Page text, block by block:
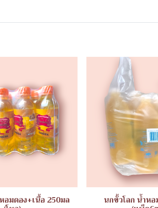
มดอง+เนื้อ 250มล นกขั้วโลก น้ำห